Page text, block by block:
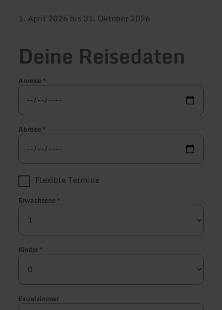
1. April 2026 bis 31. Oktober 2026
Deine Reisedaten
Anreise*
Abreise*
Flexible Termine
Erwachsene*
Kinder*
Einzelzimmer